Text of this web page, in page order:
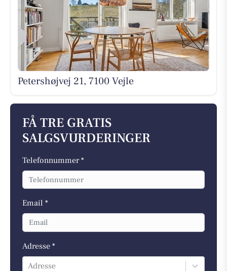
Petershøjvej 21, 7100 Vejle
FÅ TRE GRATIS
SALGSVURDERINGER
Telefonnummer *
Email *
Adresse *
Adresse